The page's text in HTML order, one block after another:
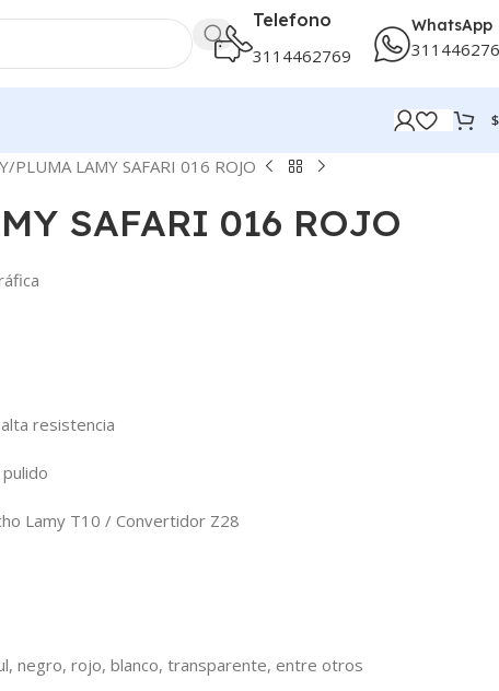
Telefono
3114462769
WhatsApp
$
PLUMA LAMY SAFARI 016 ROJO
SAFARI 016 ROJO
resistencia
Lamy T10 / Convertidor Z28
negro, rojo, blanco, transparente, entre otros